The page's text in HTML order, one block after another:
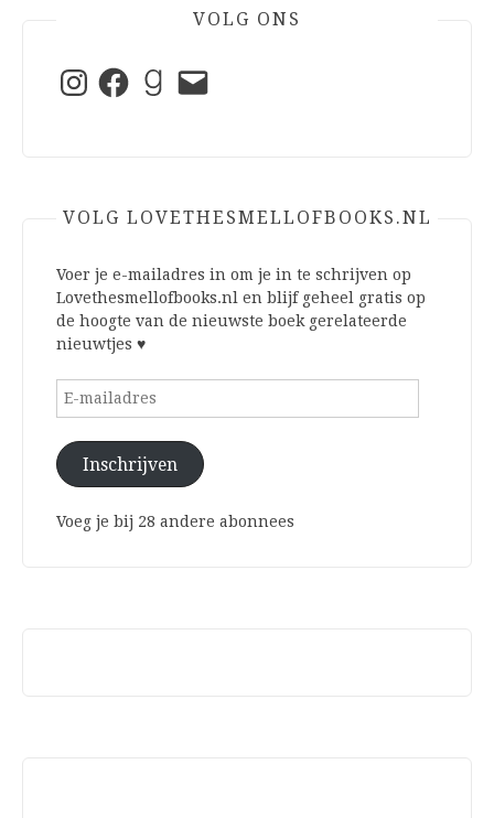
VOLG ONS
InstagramFacebookGoodreads
E-
mail
VOLG LOVETHESMELLOFBOOKS.NL
Voer je e-mailadres in om je in te schrijven op
Lovethesmellofbooks.nl en blijf geheel gratis op
de hoogte van de nieuwste boek gerelateerde
nieuwtjes ♥
E-
Inschrijven
Voeg je bij 28 andere abonnees